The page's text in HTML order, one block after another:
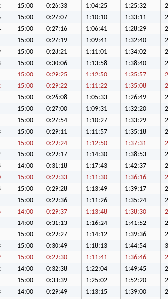
15:00 0:26:33 1:04:25 1:25:32
15:00 0:27:07 1:10:10 1:33:11
15:00 0:27:16 1:06:41 1:28:29
15:00 0:27:19 1:09:41 1:32:40
15:00 0:28:21 1:11:01 1:34:02
15:00 0:30:06 1:13:58 1:38:40
15:00 0:29:25 1:12:50 1:35:57
15:00 0:29:22 1:11:22 1:35:08
15:00 0:26:08 1:05:33 1:26:49
15:00 0:27:00 1:09:31 1:32:20
15:00 0:27:54 1:10:27 1:33:29
15:00 0:29:11 1:11:57 1:35:18
15:00 0:29:24 1:12:50 1:37:31
15:00 0:29:17 1:14:30 1:38:53
14:00 0:31:18 1:17:43 1:42:37
15:00 0:29:33 1:11:30 1:36:16
15:00 0:29:28 1:13:49 1:39:17
15:00 0:29:36 1:11:26 1:35:24
14:00 0:29:37 1:13:48 1:38:30
14:00 0:31:13 1:16:24 1:41:52
15:00 0:29:27 1:14:12 1:39:36
15:00 0:30:49 1:18:13 1:44:54
15:00 0:29:30 1:11:41 1:36:46
14:00 0:32:38 1:22:04 1:49:45
15:00 0:33:39 1:25:02 1:52:20
14:00 0:29:49 1:13:15 1:39:00